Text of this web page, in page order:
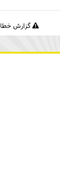
گزارش خطا